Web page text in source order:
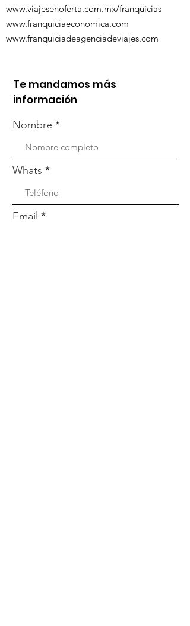
www.viajesenoferta.com.mx/franquicias
www.franquiciaeconomica.com
www.franquiciadeagenciadeviajes.com
Te mandamos más
información
Nombre
Whats
Email